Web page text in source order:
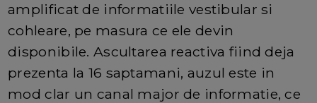
amplificat de informatiile vestibular si
cohleare, pe masura ce ele devin
disponibile. Ascultarea reactiva fiind deja
prezenta la 16 saptamani, auzul este in
mod clar un canal major de informatie, ce